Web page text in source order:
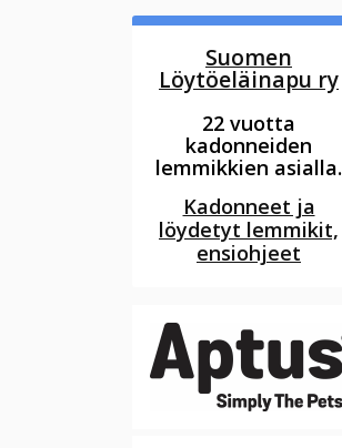
Suomen
Löytöeläinapu ry
22 vuotta
kadonneiden
lemmikkien asialla.
Kadonneet ja
löydetyt lemmikit,
ensiohjeet